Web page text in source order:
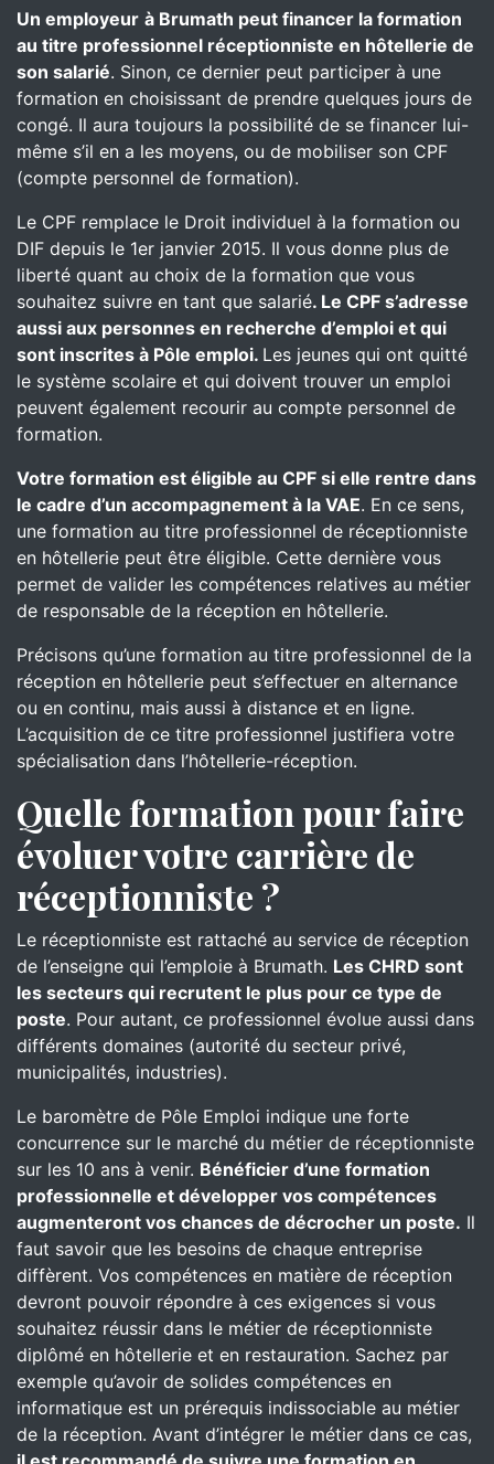
Un employeur à Brumath peut financer la formation
au titre professionnel réceptionniste en hôtellerie de
son salarié. Sinon, ce dernier peut participer à une
formation en choisissant de prendre quelques jours de
congé. Il aura toujours la possibilité de se financer lui-
même s’il en a les moyens, ou de mobiliser son CPF
(compte personnel de formation).
Le CPF remplace le Droit individuel à la formation ou
DIF depuis le 1er janvier 2015. Il vous donne plus de
liberté quant au choix de la formation que vous
souhaitez suivre en tant que salarié. Le CPF s’adresse
aussi aux personnes en recherche d’emploi et qui
sont inscrites à Pôle emploi. Les jeunes qui ont quitté
le système scolaire et qui doivent trouver un emploi
peuvent également recourir au compte personnel de
formation.
Votre formation est éligible au CPF si elle rentre dans
le cadre d’un accompagnement à la VAE. En ce sens,
une formation au titre professionnel de réceptionniste
en hôtellerie peut être éligible. Cette dernière vous
permet de valider les compétences relatives au métier
de responsable de la réception en hôtellerie.
Précisons qu’une formation au titre professionnel de la
réception en hôtellerie peut s’effectuer en alternance
ou en continu, mais aussi à distance et en ligne.
L’acquisition de ce titre professionnel justifiera votre
spécialisation dans l’hôtellerie-réception.
Quelle formation pour faire
évoluer votre carrière de
réceptionniste ?
Le réceptionniste est rattaché au service de réception
de l’enseigne qui l’emploie à Brumath. Les CHRD sont
les secteurs qui recrutent le plus pour ce type de
poste. Pour autant, ce professionnel évolue aussi dans
différents domaines (autorité du secteur privé,
municipalités, industries).
Le baromètre de Pôle Emploi indique une forte
concurrence sur le marché du métier de réceptionniste
sur les 10 ans à venir. Bénéficier d’une formation
professionnelle et développer vos compétences
augmenteront vos chances de décrocher un poste. Il
faut savoir que les besoins de chaque entreprise
diffèrent. Vos compétences en matière de réception
devront pouvoir répondre à ces exigences si vous
souhaitez réussir dans le métier de réceptionniste
diplômé en hôtellerie et en restauration. Sachez par
exemple qu’avoir de solides compétences en
informatique est un prérequis indissociable au métier
de la réception. Avant d’intégrer le métier dans ce cas,